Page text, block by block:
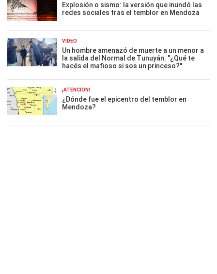
Explosión o sismo: la versión que inundó las
redes sociales tras el temblor en Mendoza
VIDEO
Un hombre amenazó de muerte a un menor a
la salida del Normal de Tunuyán: "¿Qué te
hacés el mafioso si sos un princeso?"
¡ATENCIÓN!
¿Dónde fue el epicentro del temblor en
Mendoza?